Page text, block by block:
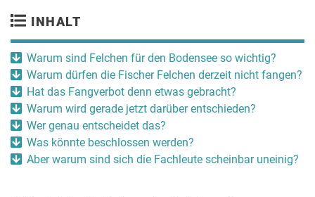
INHALT
Warum sind Felchen für den Bodensee so wichtig?
Warum dürfen die Fischer Felchen derzeit nicht fangen?
Hat das Fangverbot denn etwas gebracht?
Warum wird gerade jetzt darüber entschieden?
Wer genau entscheidet das?
Was könnte beschlossen werden?
Aber warum sind sich die Fachleute scheinbar uneinig?